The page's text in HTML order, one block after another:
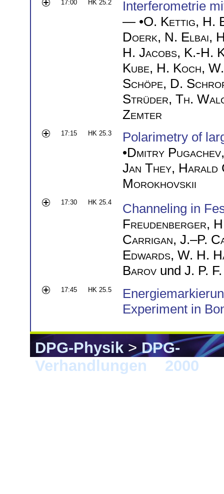
17:00 HK 25.2
Interferometrie
— •O. Kettig, H.
Doerk, N. Elbai,
H. Jacobs, K.-H.
Kube, H. Koch,
Schöpe, D.
Strüder, Th.
Zemter
17:15 HK 25.3
Polarimetry of
•Dmitry Pugachev
Jan They, Harald
Morokhovskii
17:30 HK 25.4
Channeling in
Freudenberger,
Carrigan, J.–P.
Edwards, W. H.
Barov und J. P.
17:45 HK 25.5
Experiment in
DPG-Physik>DPG-
Verhandlungen
2000